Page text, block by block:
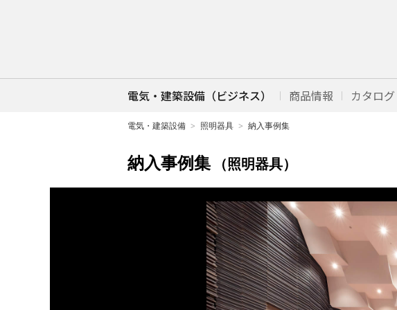
電気・建築設備（ビジネス） 商品情報 カタログ
電気・建築設備 照明器具 納入事例集
納入事例集 （照明器具）